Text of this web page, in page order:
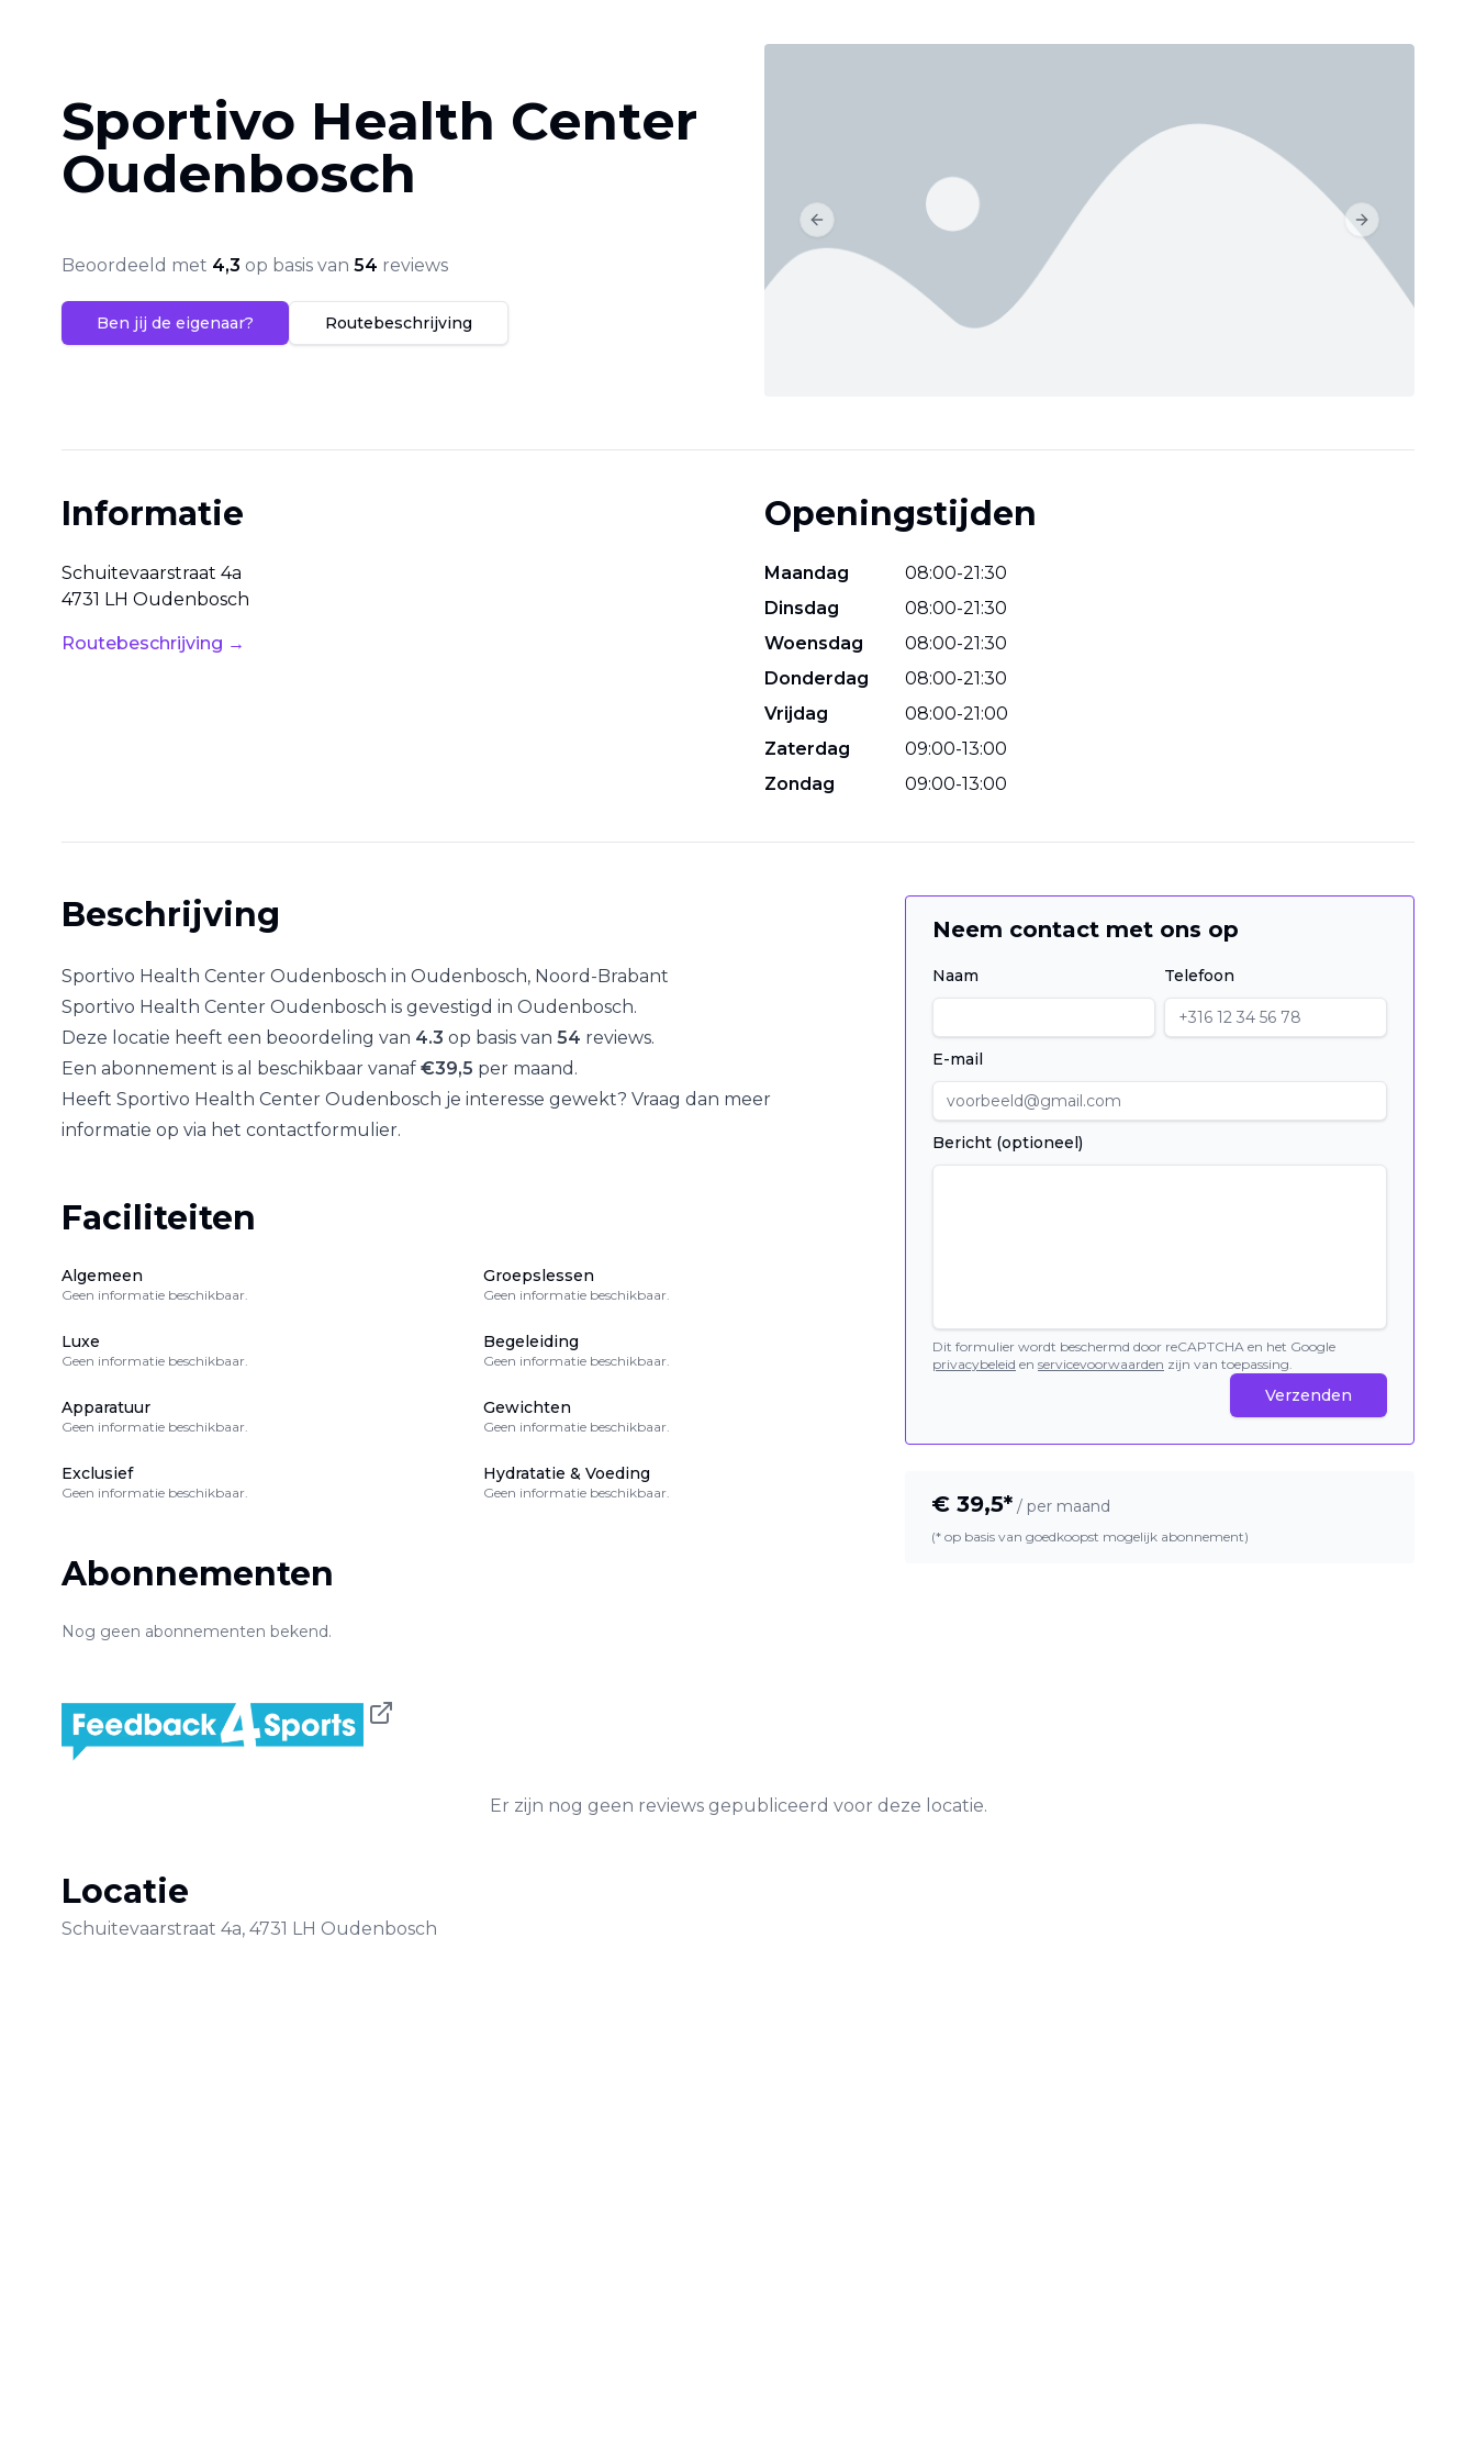
Sportivo Health Center
Oudenbosch
Beoordeeld met 4,3 op basis van 54 reviews
Ben jij de eigenaar? Routebeschrijving
Previous slide Next slide
Informatie
Schuitevaarstraat 4a
4731 LH Oudenbosch
Routebeschrijving →
Openingstijden
Maandag 08:00-21:30
Dinsdag
08:00-21:30
Woensdag
08:00-21:30
Donderdag
08:00-21:30
Vrijdag
08:00-21:00
Zaterdag
09:00-13:00
Zondag
09:00-13:00
Beschrijving
Sportivo Health Center Oudenbosch in Oudenbosch, Noord-Brabant
Sportivo Health Center Oudenbosch is gevestigd in Oudenbosch.
Deze locatie heeft een beoordeling van 4.3 op basis van 54 reviews.
Een abonnement is al beschikbaar vanaf €39,5 per maand.
Heeft Sportivo Health Center Oudenbosch je interesse gewekt? Vraag dan meer
informatie op via het contactformulier.
Faciliteiten
Algemeen
Geen informatie beschikbaar.
Groepslessen
Geen informatie beschikbaar.
Luxe
Geen informatie beschikbaar.
Begeleiding
Geen informatie beschikbaar.
Apparatuur
Geen informatie beschikbaar.
Gewichten
Geen informatie beschikbaar.
Exclusief
Geen informatie beschikbaar.
Hydratatie & Voeding
Geen informatie beschikbaar.
Abonnementen
Nog geen abonnementen bekend.
Neem contact met ons op
Naam Telefoon
E-mail
Bericht (optioneel)
Dit formulier wordt beschermd door reCAPTCHA en het Google
privacybeleid en servicevoorwaarden zijn van toepassing.
Verzenden
€ 39,5* / per maand
(* op basis van goedkoopst mogelijk abonnement)
Er zijn nog geen reviews gepubliceerd voor deze locatie.
Locatie
Schuitevaarstraat 4a, 4731 LH Oudenbosch